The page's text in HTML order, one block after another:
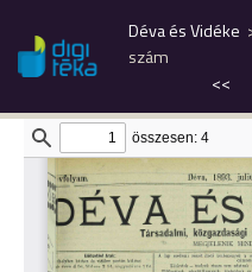
Déva és Vidéke
szám
<<